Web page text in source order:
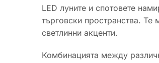
LED луните и спотовете
търговски пространства. Те
светлинни акценти.
Комбинацията между